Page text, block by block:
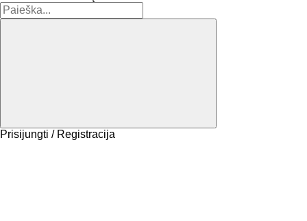
Prisijungti / Registracija